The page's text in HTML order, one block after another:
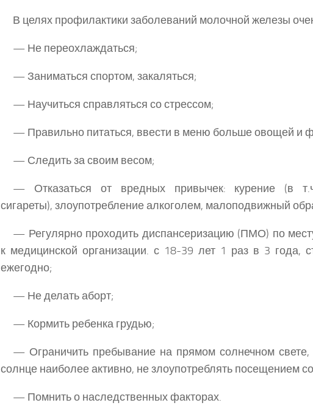
В целях профилактики заболеваний молочной железы
— Не переохлаждаться;
— Заниматься спортом, закаляться;
— Научиться справляться со стрессом;
— Правильно питаться, ввести в меню больше овощей и
— Следить за своим весом;
— Отказаться от вредных привычек: курение (в
сигареты), злоупотребление алкоголем, малоподвижный
— Регулярно проходить диспансеризацию (ПМО) по
к медицинской организации. с 18-39 лет 1 раз в 3 года,
ежегодно;
— Не делать аборт;
— Кормить ребенка грудью;
— Ограничить пребывание на прямом солнечном свете,
солнце наиболее активно, не злоупотреблять посещением
— Помнить о наследственных факторах.